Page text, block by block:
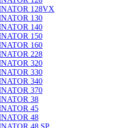
128VX
130
140
150
160
228
320
330
340
370
38
45
48
48 SP